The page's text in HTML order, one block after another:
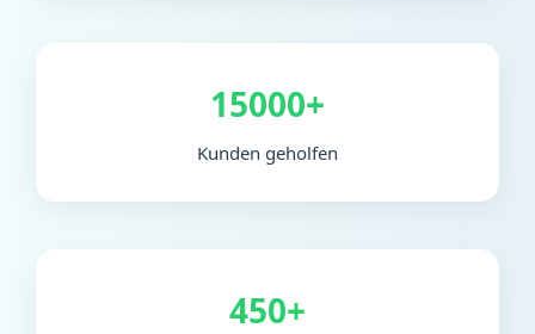
15000+
Kunden geholfen
450+